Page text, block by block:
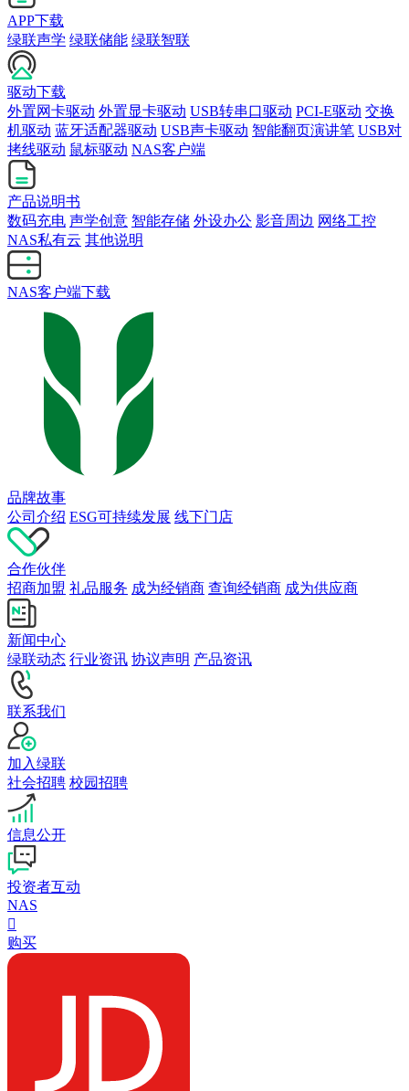
APP下载
绿联声学 绿联储能 绿联智联
驱动下载
外置网卡驱动 外置显卡驱动 USB转串口驱动 PCI-E驱动 交换
机驱动 蓝牙适配器驱动 USB声卡驱动 智能翻页演讲笔 USB对
拷线驱动 鼠标驱动 NAS客户端
产品说明书
数码充电 声学创意 智能存储 外设办公 影音周边 网络工控
NAS私有云 其他说明
NAS客户端下载
品牌故事
公司介绍 ESG可持续发展 线下门店
合作伙伴
招商加盟 礼品服务 成为经销商 查询经销商 成为供应商
新闻中心
绿联动态 行业资讯 协议声明 产品资讯
联系我们
加入绿联
社会招聘 校园招聘
信息公开
投资者互动
NAS

购买